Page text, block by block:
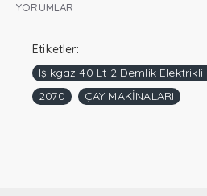
YORUMLAR
Etiketler:
Işıkgaz 40 Lt 2 Demlik Elektrikli
2070
ÇAY MAKİNALARI